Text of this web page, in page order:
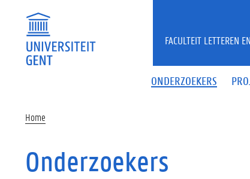
ONDERZOEKERS
FACULTEIT LETTEREN
Home
Onderzoekers